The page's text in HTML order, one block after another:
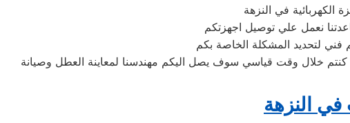
الكهربائية في النزهة
لتحديد المشكلة الخاصة بكم
كنتم خلال وقت قياسي سوف يصل اليكم مهندسنا لمعاينة العطل وصيانة
في النزهة